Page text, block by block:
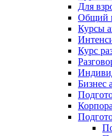
Для
Общий
Курсы
Курс
Бизнес